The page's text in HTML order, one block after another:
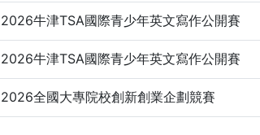
2026牛津TSA國際青少年英文寫作公開賽
2026牛津TSA國際青少年英文寫作公開賽
2026全國大專院校創新創業企劃競賽